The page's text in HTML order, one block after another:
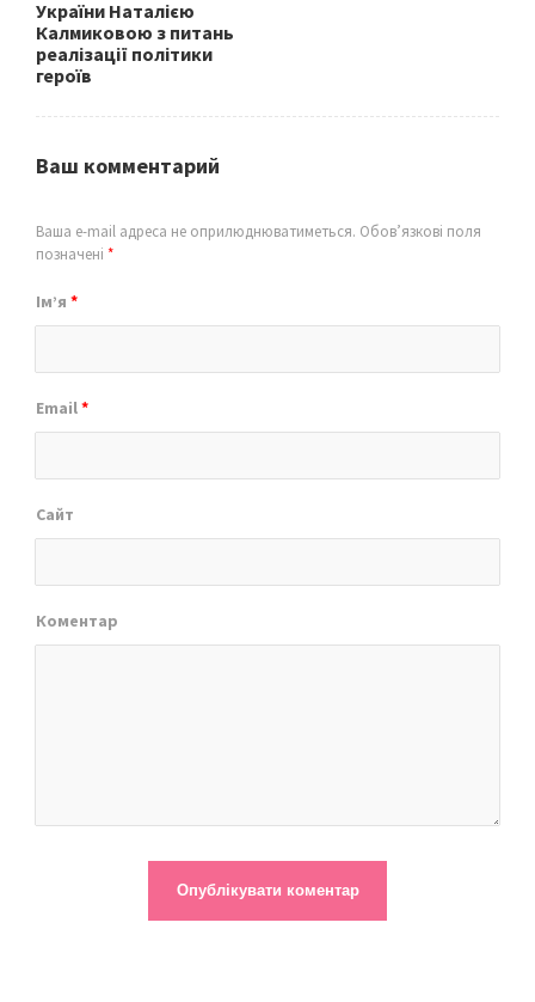
України Наталією
Калмиковою з питань
реалізації політики
героїв
Ваш комментарий
Ваша e-mail адреса не оприлюднюватиметься. Обов’язкові поля
позначені *
Ім’я *
Email*
Сайт
Коментар